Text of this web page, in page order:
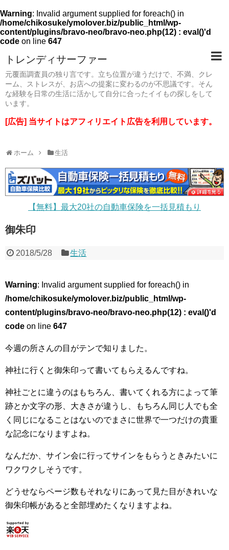
Warning: Invalid argument supplied for foreach() in
/home/chikosuke/ymolover.biz/public_html/wp-
content/plugins/bravo-neo/bravo-neo.php(12) : eval()'d
code on line 647
トレンディサーファー
元覆面調査員の独り言です。立ち位置が違うだけで、不満、クレ
ーム、ストレスが、お店への提案に変わるのが不思議です。そん
な経験を日常の生活に活かして自分に合ったイイもの探しをして
います。
[広告] 当サイトはアフィリエイト広告を利用しています。
ホーム 生活
【無料】最大20社の自動車保険を一括見積もり
御朱印
2018/5/28 生活
Warning: Invalid argument supplied for foreach() in
/home/chikosuke/ymolover.biz/public_html/wp-
content/plugins/bravo-neo/bravo-neo.php(12) : eval()'d
code on line 647
今週の所さんの目がテンで知りました。
神社に行くと御朱印って書いてもらえるんですね。
神社ごとに違うのはもちろん、書いてくれる方によって筆
跡とか文字の形、大きさが違うし、もちろん同じ人でも全
く同じになることはないのでまさに世界で一つだけの貴重
な記念になりますよね。
なんだか、サイン会に行ってサインをもらうときみたいに
ワクワクしそうです。
どうせならページ数もそれなりにあって見た目がきれいな
御朱印帳があると全部埋めたくなりますよね。